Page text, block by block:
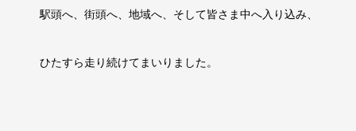
駅頭へ、街頭へ、地域へ、そして皆さま中へ入り込み、
ひたすら走り続けてまいりました。